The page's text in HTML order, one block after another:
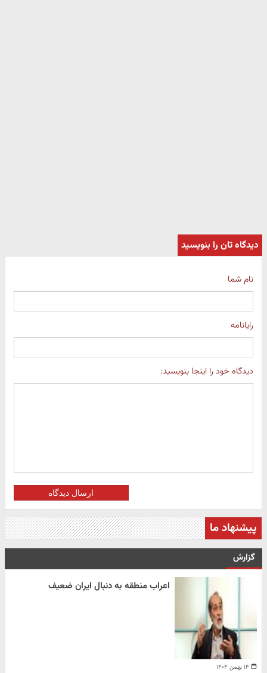
دیدگاه تان را بنویسید
نام شما
رایانامه
دیدگاه خود را اینجا بنویسید:
ارسال دیدگاه
پیشنهاد ما
گزارش
۱۴ بهمن ۱۴۰۴
اعراب منطقه به دنبال ایران ضعیف